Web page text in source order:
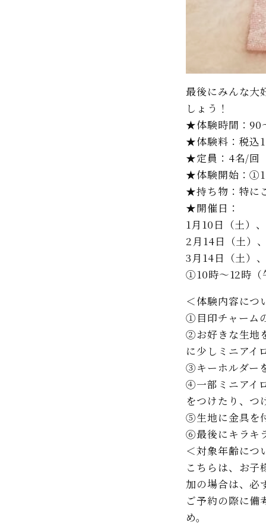
最後にみんな大
しょう！
★体験時間：90
★体験料：税込
★定員：4名/回
★体験開始：
★持ち物：特に
★開催日：
1月10日（土）
2月14日（土）
3月14日（土）
①10時～12時
＜体験内容につ
①目印チャーム
②お好きな生地
に少しミニアイ
③キーホルダー
④一部ミニアイ
をつけたり、つ
⑤生地に金具を
⑥最後にキラキ
＜対象年齢につ
こちらは、お子
加の場合は、必
ご予約の際に備
め。